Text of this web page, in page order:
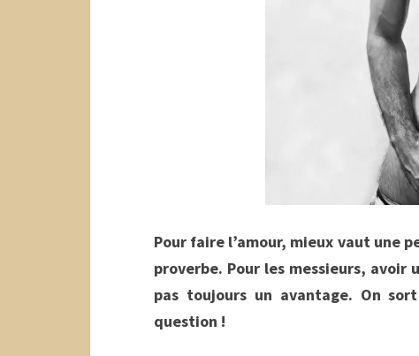
Pour faire l’amour, mieux vaut une
proverbe. Pour les messieurs, avoir
pas toujours un avantage. On
question !